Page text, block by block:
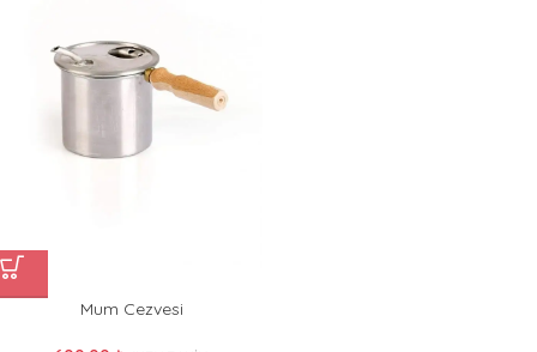
Mum Cezvesi